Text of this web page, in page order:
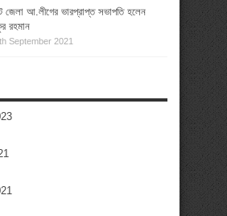
জেলা আ.লীগের ভারপ্রাপ্ত সভাপতি হলেন
রহমান
September 2021